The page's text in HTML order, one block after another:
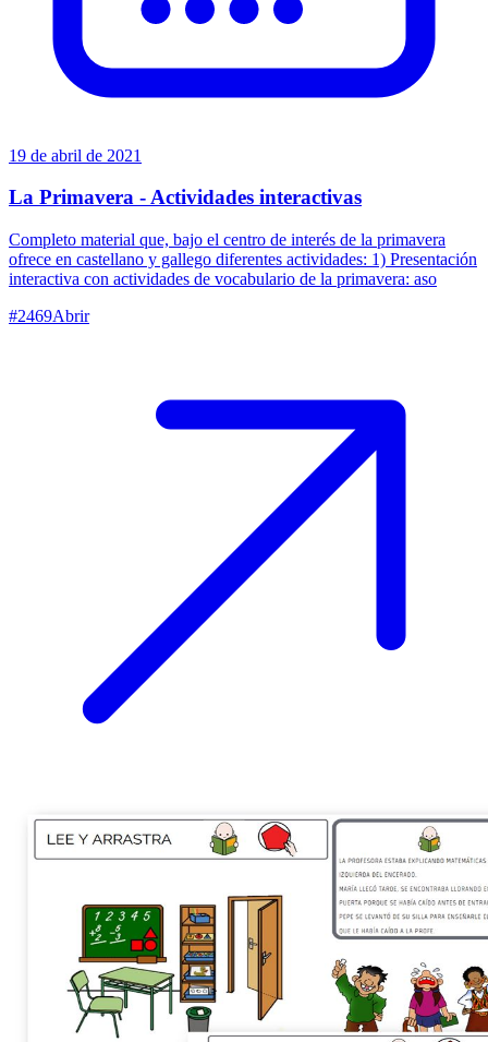
19 de abril de 2021
La Primavera - Actividades interactivas
Completo material que, bajo el centro de interés de la primavera
ofrece en castellano y gallego diferentes actividades: 1) Presentación
interactiva con actividades de vocabulario de la primavera: aso
#2469Abrir